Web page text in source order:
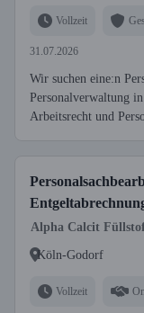
Vollzeit
31.07.2026
Wir suchen eine:n
Personalverwaltung
Arbeitsrecht und
Alpha Calcit
Köln-Godorf
Vollzeit